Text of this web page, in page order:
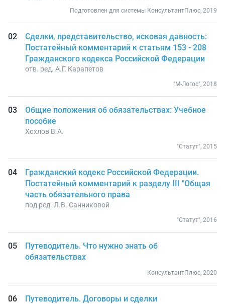
Подготовлен для системы КонсультантПлюс, 2019
Сделки, представительство, исковая давность:
Постатейный комментарий к статьям 153 - 208
Гражданского кодекса Российской Федерации
отв. ред. А.Г. Карапетов
"М-Логос", 2018
Общие положения об обязательствах: Учебное
пособие
Хохлов В.А.
"Статут", 2015
Гражданский кодекс Российской Федерации.
Постатейный комментарий к разделу III "Общая
часть обязательного права
под ред. Л.В. Санниковой
"Статут", 2016
Путеводитель. Что нужно знать об
обязательствах
КонсультантПлюс, 2020
Путеводитель. Договоры и сделки